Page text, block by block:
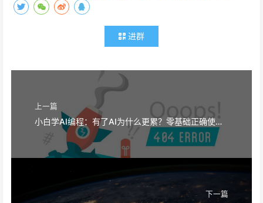
进群
上一篇
小白学AI编程：有了AI为什么更累？零基础正确使用AI的方法
下一篇